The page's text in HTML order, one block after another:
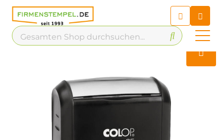
Chatbot
Chatten Sie 24/7 mit unserem
hilfreichen Chatbot
Kontakt